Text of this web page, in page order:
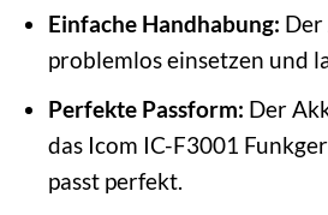
Einfache Handhabung: Der
problemlos einsetzen und
Perfekte Passform: Der
das Icom IC-F3001
passt perfekt.